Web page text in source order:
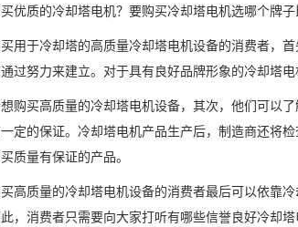
优质的冷却塔电机？要购买冷却塔电机选哪个牌
用于冷却塔的高质量冷却塔电机设备的消费者，
过努力来建立。对于具有良好品牌形象的冷却塔
购买高质量的冷却塔电机设备，其次，他们可以
定的保证。冷却塔电机产品生产后，制造商还将
质量有保证的产品。
高质量的冷却塔电机设备的消费者最后可以依靠
，消费者只需要向大家打听有哪些信誉良好冷却